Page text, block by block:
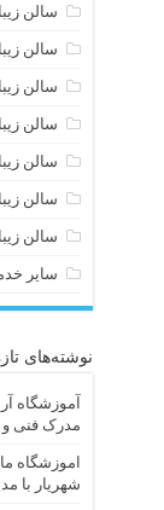
سالن
سالن
سالن
سالن
سالن
سالن
سالن
سایر
نوشته‌های
آموزشگاه
مدرک فنی و
اموزشگاه
شهریار با